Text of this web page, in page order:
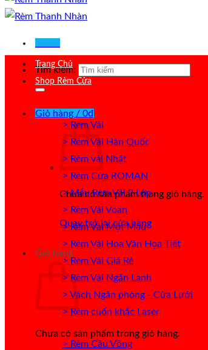
Tìm kiếm:
Giỏ hàng / 0₫
Chưa có sản phẩm trong giỏ hàng.
Quay trở lại cửa hàng
Giỏ hàng
Chưa có sản phẩm trong giỏ hàng.
Trang Chủ
Shop Rèm Cửa
> Rèm Vải
> Rèm Vải Hàn Quốc
> Rèm vải Nhật
> Rèm Cửa ROMAN
> Mẫu Rèm Vải 2 Lớp
> Rèm Vải Voan
> Rèm Vải Một Màu
> Rèm Vải Hoa Văn Họa Tiết
> Rèm Vải Giá Rẻ
> Rèm Vải Ngăn Lạnh
> Vách Ngăn phòng - Cửa Lưới
> Rèm cuốn khắc Laser
> Rèm Cầu Vồng